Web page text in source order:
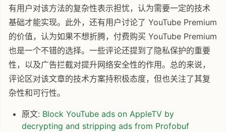
有用户对该方法的复杂性表示担忧，认为需要一定的技术
基础才能实现。此外，还有用户讨论了 YouTube Premium
的价值，认为如果不想折腾，付费购买 YouTube Premium
也是一个不错的选择。一些评论还提到了隐私保护的重要
性，以及广告拦截对提升网络安全性的作用。总的来说，
评论区对该文章的技术方案持积极态度，但也关注了其复
杂性和可行性。
原文: Block YouTube ads on AppleTV by
decrypting and stripping ads from Profobuf